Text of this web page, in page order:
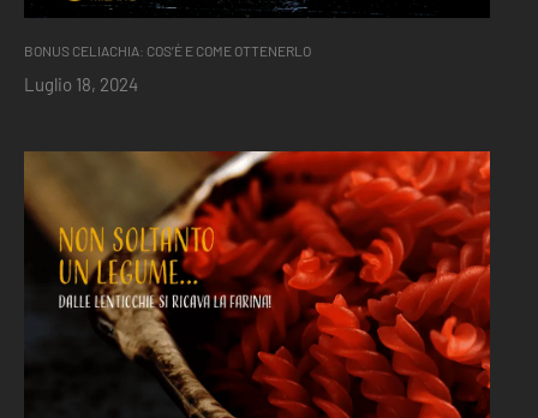
BONUS CELIACHIA: COS’È E COME OTTENERLO
Luglio 18, 2024